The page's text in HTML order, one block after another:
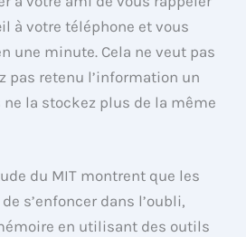
à votre téléphone et vous
une minute. Cela ne veut pas
pas retenu l’information un
la stockez plus de la même
du MIT montrent que les
s’enfoncer dans l’oubli,
en utilisant des outils